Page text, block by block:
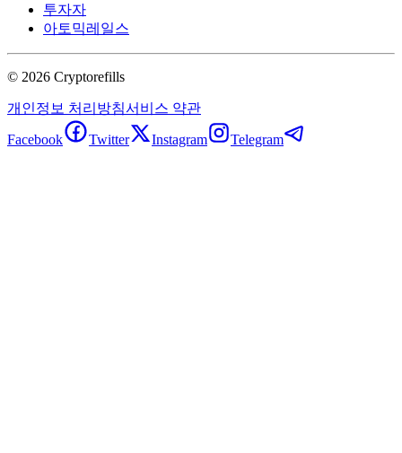
투자자
아토믹레일스
© 2026 Cryptorefills
개인정보 처리방침서비스 약관
Facebook Twitter Instagram Telegram